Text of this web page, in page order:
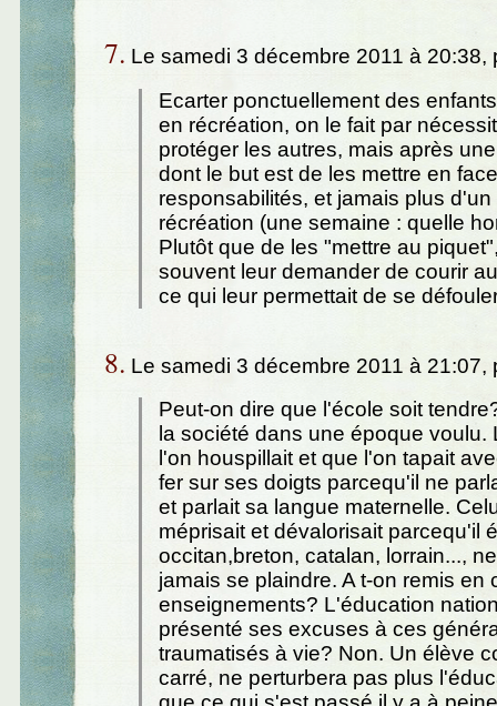
7. Le samedi 3 décembre 2011 à 20:38,
Ecarter ponctuellement des
en récréation, on le fait par
protéger les autres, mais après
dont le but est de les mettre en
responsabilités, et jamais plus
récréation (une semaine : quelle
Plutôt que de les "mettre au
souvent leur demander de courir
ce qui leur permettait de se
8. Le samedi 3 décembre 2011 à 21:07,
Peut-on dire que l'école soit
la société dans une époque voulu.
l'on houspillait et que l'on tapait
fer sur ses doigts parcequ'il ne
et parlait sa langue maternelle.
méprisait et dévalorisait parcequ'il
occitan,breton, catalan, lorrain...,
jamais se plaindre. A t-on remis en
enseignements? L'éducation
présenté ses excuses à ces
traumatisés à vie? Non. Un élève
carré, ne perturbera pas plus